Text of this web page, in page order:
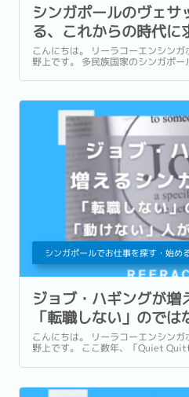
シンガポールのヴェサ
る、これからの時代に
解とは
こんにちは。 リーラコーエンシン
野上です。 多民族国家のシンガポ
が並び、異なるルーツを持つ人々が
シンガポールでお仕事を探す・始め
ジョブ・ハギングが
「転職しない」のでは
人が増えている？
こんにちは。 リーラコーエンシン
野上です。 ここ数年、「Quiet
する様々なキーワードが話題になっ